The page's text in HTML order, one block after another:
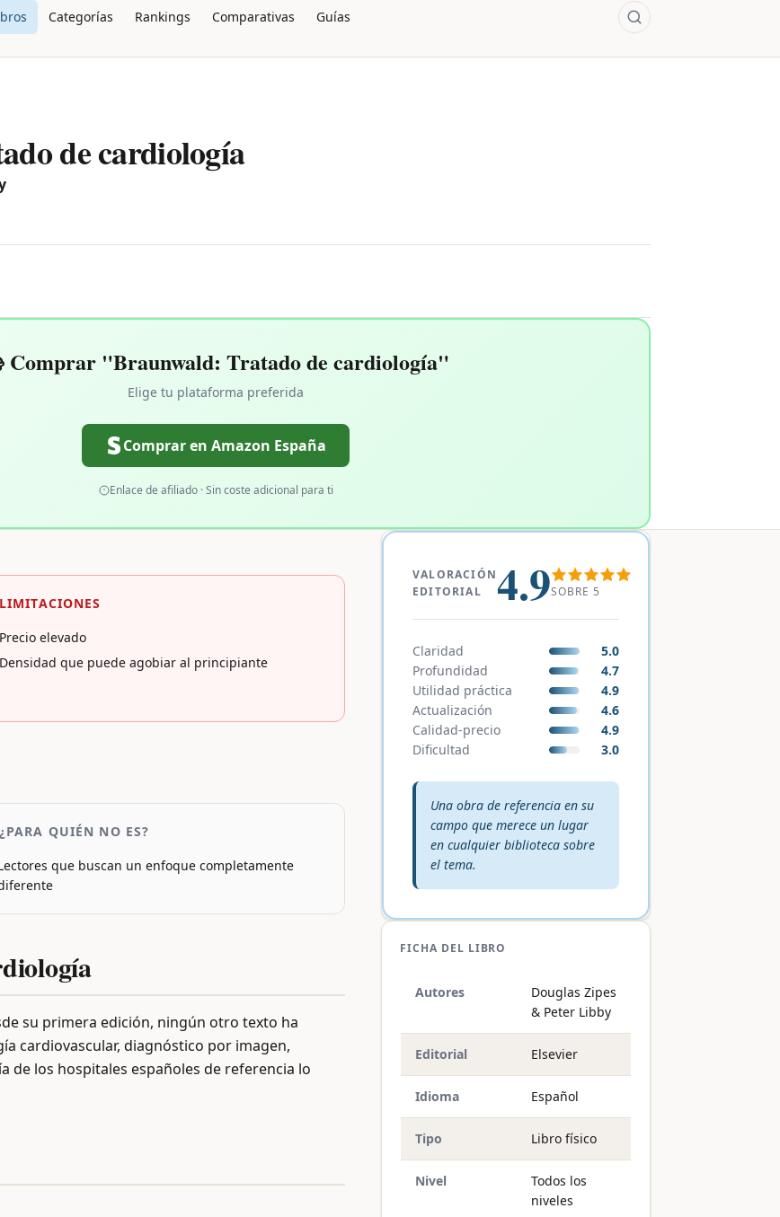
Categorías Rankings Comparativas Guías
de cardiología
Comprar "Braunwald: Tratado de cardiología"
Elige tu plataforma preferida
Comprar en Amazon España
Enlace de afiliado · Sin coste adicional para ti
LIMITACIONES
Precio elevado
Densidad que puede agobiar al principiante
¿PARA QUIÉN NO ES?
que buscan un enfoque completamente
su primera edición, ningún otro texto ha
cardiovascular, diagnóstico por imagen,
de los hospitales españoles de referencia lo
VALORACIÓN
EDITORIAL
4.9SOBRE 5
Claridad
5.0
Profundidad
4.7
Utilidad práctica
4.9
Actualización
4.6
Calidad-precio
4.9
Dificultad
3.0
Veredicto editorial:
Una obra de referencia en su
campo que merece un lugar
en cualquier biblioteca sobre
el tema.
FICHA DEL LIBRO
Autores
Douglas Zipes
& Peter Libby
Editorial Elsevier
Idioma Español
Tipo Libro físico
Nivel
Todos los
niveles